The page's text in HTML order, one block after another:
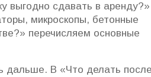
выгодно сдавать в аренду?»
микроскопы, бетонные
перечисляем основные
дальше. В «Что делать после